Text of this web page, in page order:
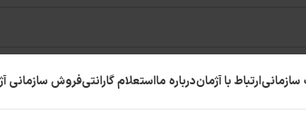
سازمانیارتباط با آژماندرباره مااستعلام گارانتیفروش سازمانی